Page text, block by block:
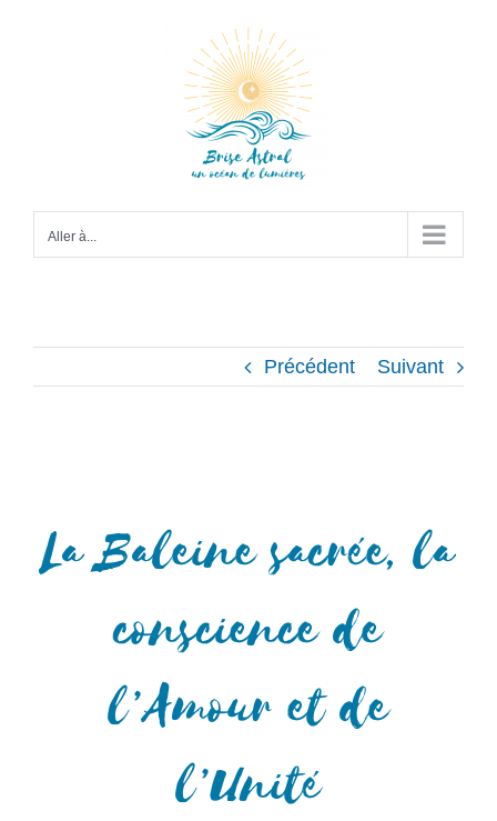
Aller à...
Précédent Suivant
La Baleine sacrée, la
conscience de
l’Amour et de
l’Unité